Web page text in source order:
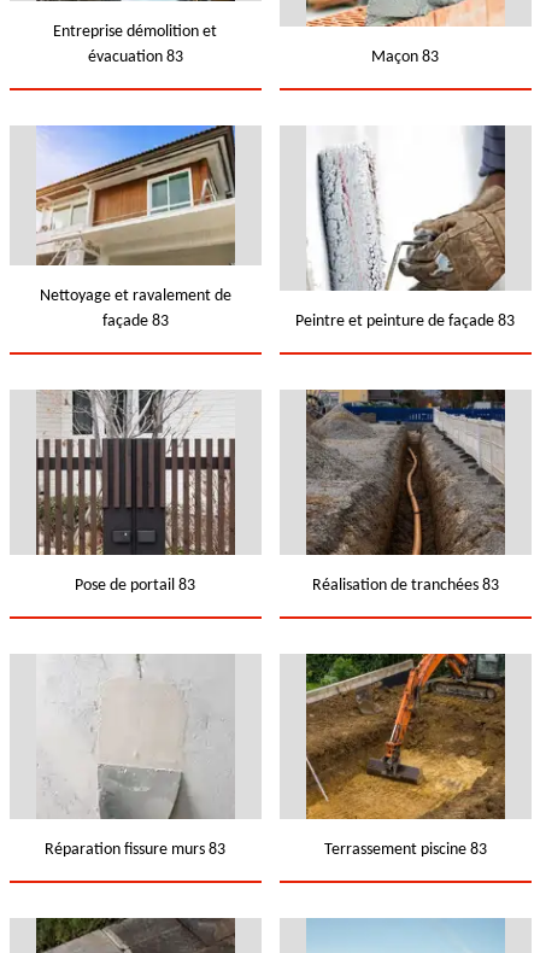
Entreprise démolition et
évacuation 83
Maçon 83
Nettoyage et ravalement de
façade 83
Peintre et peinture de façade 83
Pose de portail 83 Réalisation de tranchées 83
Réparation fissure murs 83 Terrassement piscine 83